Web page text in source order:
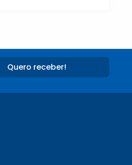
Quero receber!